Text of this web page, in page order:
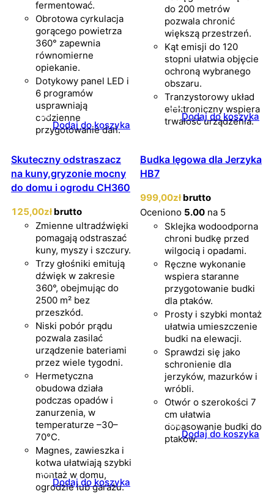
fermentować.
Obrotowa cyrkulacja
gorącego powietrza
360° zapewnia
równomierne
opiekanie.
Dotykowy panel LED i
6 programów
usprawniają
codzienne
przygotowanie dań.
Dodaj do koszyka
do 200 metrów
pozwala chronić
większą przestrzeń.
Kąt emisji do 120
stopni ułatwia objęcie
ochroną wybranego
obszaru.
Tranzystorowy układ
elektroniczny wspiera
trwałość urządzenia.
Dodaj do koszyka
Skuteczny odstraszacz
na kuny,gryzonie mocny
do domu i ogrodu CH360
125,00zł brutto
Zmienne ultradźwięki
pomagają odstraszać
kuny, myszy i szczury.
Trzy głośniki emitują
dźwięk w zakresie
360°, obejmując do
2500 m² bez
przeszkód.
Niski pobór prądu
pozwala zasilać
urządzenie bateriami
przez wiele tygodni.
Hermetyczna
obudowa działa
podczas opadów i
zanurzenia, w
temperaturze –30–
70°C.
Magnes, zawieszka i
kotwa ułatwiają szybki
montaż w domu,
ogrodzie lub garażu.
Dodaj do koszyka
Budka lęgowa dla Jerzyka
HB7
999,00zł brutto
Oceniono 5.00 na 5
Sklejka wodoodporna
chroni budkę przed
wilgocią i opadami.
Ręczne wykonanie
wspiera staranne
przygotowanie budki
dla ptaków.
Prosty i szybki montaż
ułatwia umieszczenie
budki na elewacji.
Sprawdzi się jako
schronienie dla
jerzyków, mazurków i
wróbli.
Otwór o szerokości 7
cm ułatwia
dopasowanie budki do
ptaków.Dodaj do koszyka